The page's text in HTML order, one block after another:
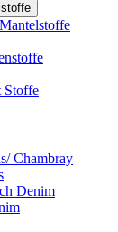
Stoffe
Chambray
Denim